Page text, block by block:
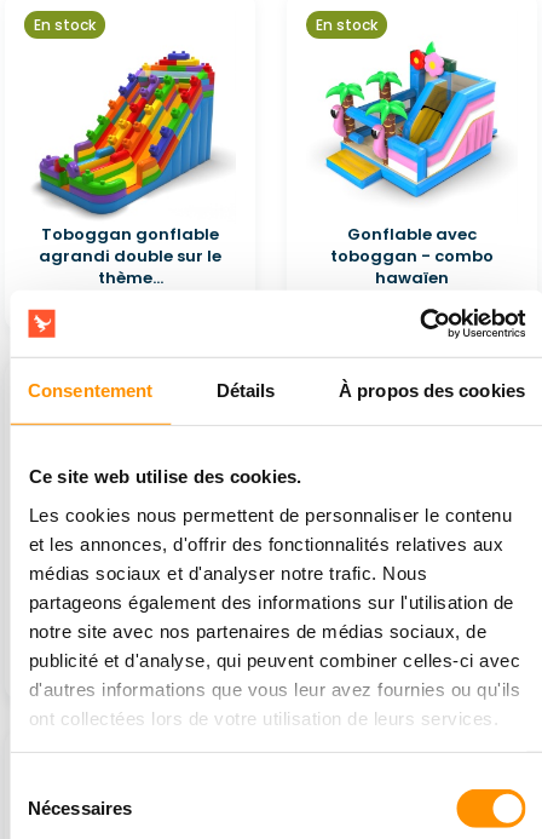
Consentement Détails À propos des cookies
Ce site web utilise des cookies.
Les cookies nous permettent de personnaliser le contenu
et les annonces, d'offrir des fonctionnalités relatives aux
médias sociaux et d'analyser notre trafic. Nous
partageons également des informations sur l'utilisation de
notre site avec nos partenaires de médias sociaux, de
publicité et d'analyse, qui peuvent combiner celles-ci avec
d'autres informations que vous leur avez fournies ou qu'ils
ont collectées lors de votre utilisation de leurs services.
Nécessaires
En stock
Toboggan gonflable
agrandi double sur le
thème...
En stock
Gonflable avec
toboggan - combo
hawaïen
En stock
Gonflable avec
toboggan - combo
2 120 €
En stock
Petit château gonflable
pirate avec piscine à...
1 070 €